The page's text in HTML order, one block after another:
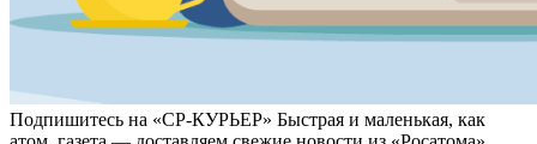
Подпишитесь на «СР-КУРЬЕР» Быстрая и маленькая, как